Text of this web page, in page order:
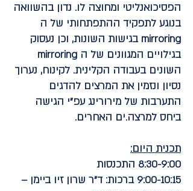
הפסיכואנליטי ומחוצה לו. נדון בהשוואה
בנוגע לתפקיד ההתפתחותי של ה
mirroring בגישות השונות, וכן נעסוק
בגילויים המגוונים של ה mirroring
השונים בעבודה הקלינית. לקינוח, נערוך
נסיון ונזמין את המרצים להדגים
התערבות של מירורינג עפ"י הגישה
ביחס למרצה.ים האחרים.
תכנית היום:
8:30-9:00 התכנסות
9:00-10:15 ברכות: ד"ר שרון זיו ביימן –